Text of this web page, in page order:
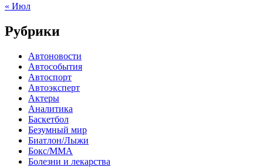
« Июл
Рубрики
Автоновости
Автособытия
Автоспорт
Автоэксперт
Актеры
Аналитика
Баскетбол
Безумный мир
Биатлон/Лыжи
Бокс/MMA
Болезни и лекарства